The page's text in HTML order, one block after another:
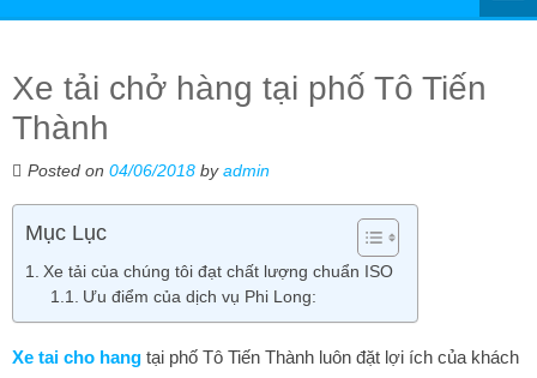
Xe tải chở hàng tại phố Tô Tiến
Thành
Posted on 04/06/2018 byadmin
Mục Lục
Xe tải của chúng tôi đạt chất lượng chuẩn ISO
Ưu điểm của dịch vụ Phi Long:
Xe tai cho hang tại phố Tô Tiến Thành luôn đặt lợi ích của khách